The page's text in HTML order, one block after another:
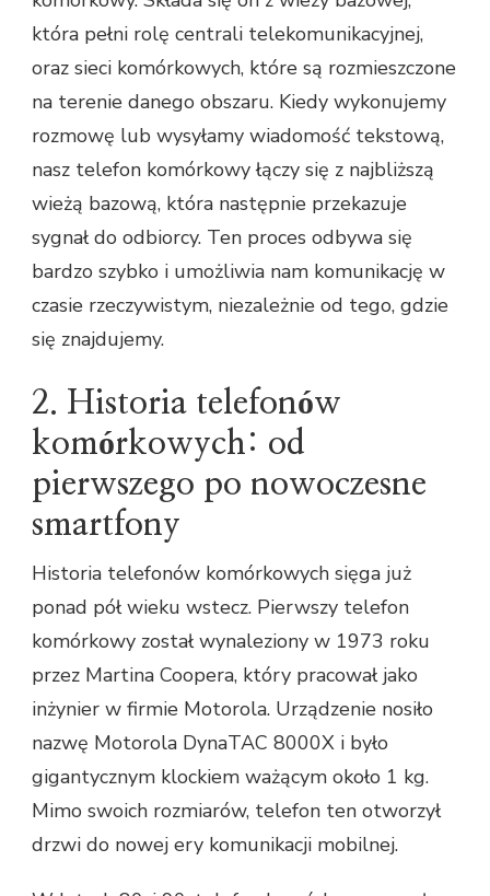
która pełni rolę centrali telekomunikacyjnej,
oraz sieci komórkowych, które są rozmieszczone
na terenie danego obszaru. Kiedy wykonujemy
rozmowę lub wysyłamy wiadomość tekstową,
nasz telefon komórkowy łączy się z najbliższą
wieżą bazową, która następnie przekazuje
sygnał do odbiorcy. Ten proces odbywa się
bardzo szybko i umożliwia nam komunikację w
czasie rzeczywistym, niezależnie od tego, gdzie
się znajdujemy.
2. Historia telefonów
komórkowych: od
pierwszego po nowoczesne
smartfony
Historia telefonów komórkowych sięga już
ponad pół wieku wstecz. Pierwszy telefon
komórkowy został wynaleziony w 1973 roku
przez Martina Coopera, który pracował jako
inżynier w firmie Motorola. Urządzenie nosiło
nazwę Motorola DynaTAC 8000X i było
gigantycznym klockiem ważącym około 1 kg.
Mimo swoich rozmiarów, telefon ten otworzył
drzwi do nowej ery komunikacji mobilnej.